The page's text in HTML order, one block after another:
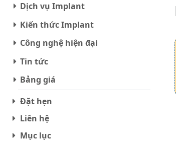
Dịch vụ Implant
Kiến thức Implant
Công nghệ hiện đại
Tin tức
Bảng giá
Đặt hẹn
Liên hệ
Mục lục